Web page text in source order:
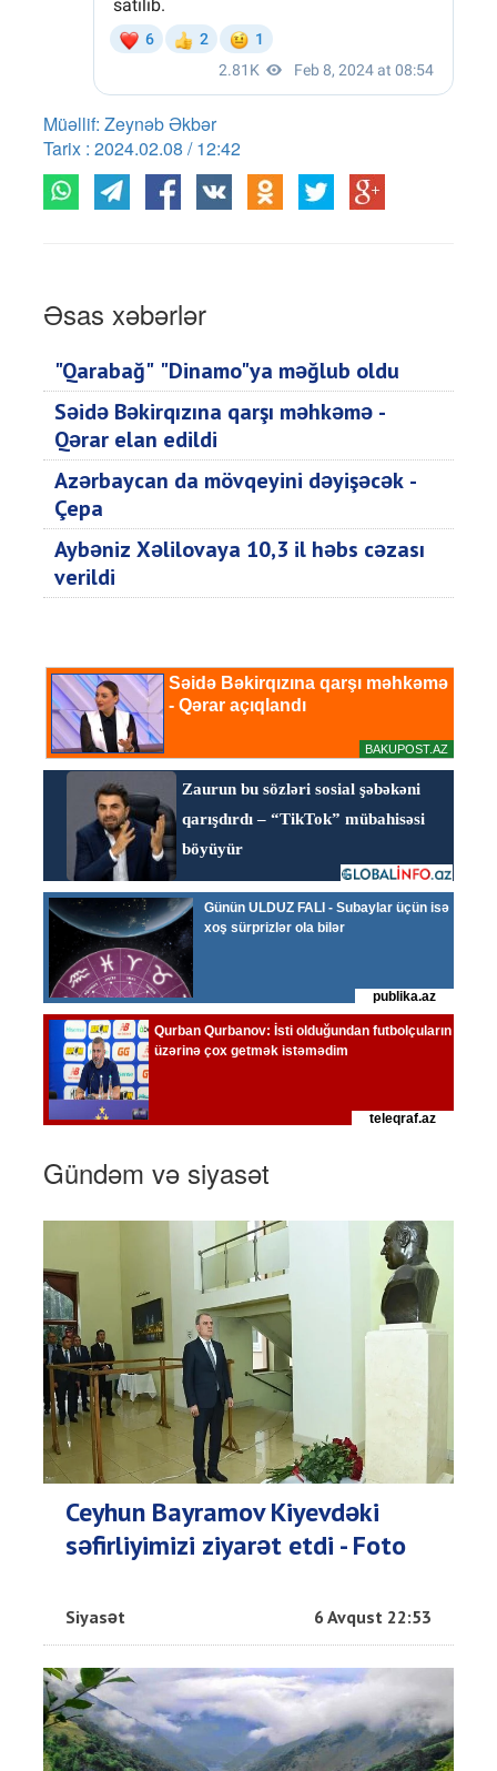
Müəllif: Zeynəb Əkbər
Tarix : 2024.02.08 / 12:42
Əsas xəbərlər
"Qarabağ" "Dinamo"ya məğlub oldu
Səidə Bəkirqızına qarşı məhkəmə -
Qərar elan edildi
Azərbaycan da mövqeyini dəyişəcək -
Çepa
Aybəniz Xəlilovaya 10,3 il həbs cəzası
verildi
Gündəm və siyasət
Ceyhun Bayramov Kiyevdəki
səfirliyimizi ziyarət etdi - Foto
Siyasət 6 Avqust 22:53